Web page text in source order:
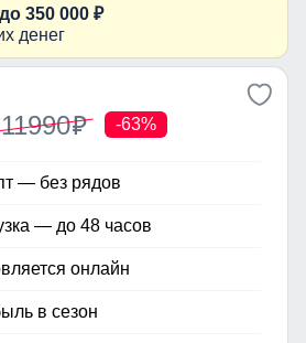
350 000 ₽
денег
11990p -63%
— без рядов
— до 48 часов
онлайн
в сезон